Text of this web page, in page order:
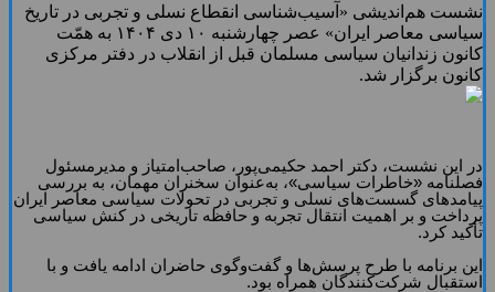
نشست هم‌اندیشی «آسیب‌شناسی انقطاع نسلی و تجربی در تاریخ
سیاسی معاصر ایران» عصر چهارشنبه ۱۰ دی ۱۴۰۴ به همّت
کانون زندانیان سیاسی مسلمان قبل از انقلاب در دفتر مرکزی
کانون برگزار شد.
در این نشست، دکتر احمد حکیمی‌پور، صاحب‌امتیاز و مدیرمسئول
فصلنامه «خاطرات سیاسی»، به‌عنوان سخنران مهمان، به بررسی
پیامدهای گسست‌های نسلی و تجربی در تحولات سیاسی معاصر ایران
پرداخت و بر اهمیت انتقال تجربه و حافظه تاریخی در کنش سیاسی
تأکید کرد.
این برنامه با طرح پرسش‌ها و گفت‌وگوی حاضران ادامه یافت و با
استقبال شرکت‌کنندگان همراه بود.